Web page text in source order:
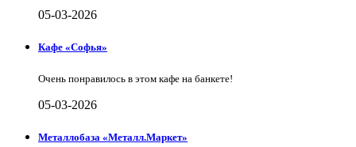
05-03-2026
Кафе «Софья»
Очень понравилось в этом кафе на банкете!
05-03-2026
Металлобаза «Металл.Маркет»